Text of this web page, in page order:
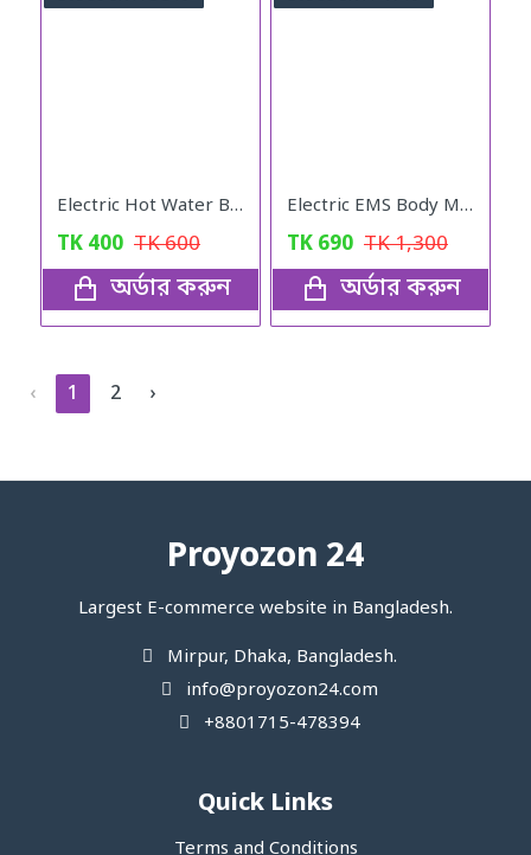
Electric Hot Water Bag
TK 400 TK600
অর্ডার করুন
Electric EMS Body Massager Mat/Pad - Neck & Back Therapy
TK 690 TK1,300
অর্ডার করুন
‹ 1 2 ›
Proyozon 24
Largest E-commerce website in Bangladesh.
Mirpur, Dhaka, Bangladesh.
info@proyozon24.com
+8801715-478394
Quick Links
Terms and Conditions